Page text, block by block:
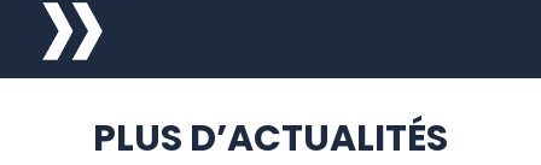
PLUS D’ACTUALITÉS